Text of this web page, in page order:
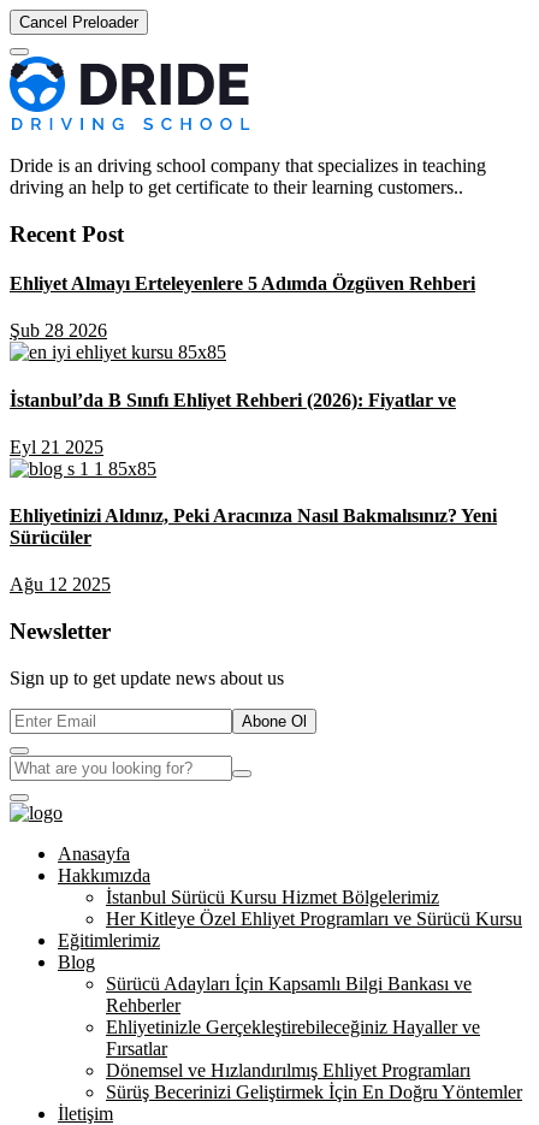
Cancel Preloader
Dride is an driving school company that specializes in teaching
driving an help to get certificate to their learning customers..
Recent Post
Ehliyet Almayı Erteleyenlere 5 Adımda Özgüven Rehberi
Şub 28 2026
İstanbul’da B Sınıfı Ehliyet Rehberi (2026): Fiyatlar ve
Eyl 21 2025
Ehliyetinizi Aldınız, Peki Aracınıza Nasıl Bakmalısınız? Yeni
Sürücüler
Ağu 12 2025
Newsletter
Sign up to get update news about us
Abone Ol
Anasayfa
Hakkımızda
İstanbul Sürücü Kursu Hizmet Bölgelerimiz
Her Kitleye Özel Ehliyet Programları ve Sürücü Kursu
Eğitimlerimiz
Blog
Sürücü Adayları İçin Kapsamlı Bilgi Bankası ve
Rehberler
Ehliyetinizle Gerçekleştirebileceğiniz Hayaller ve
Fırsatlar
Dönemsel ve Hızlandırılmış Ehliyet Programları
Sürüş Becerinizi Geliştirmek İçin En Doğru Yöntemler
İletişim